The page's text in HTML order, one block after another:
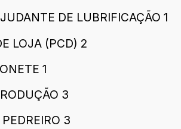
DE LUBRIFICAÇÃO 1
LOJA (PCD) 2
1
3
3